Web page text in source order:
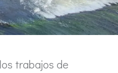
trabajos de